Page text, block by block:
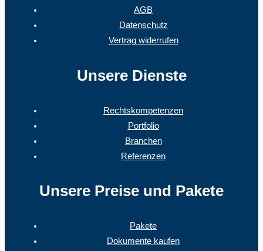
AGB
Datenschutz
Vertrag widerrufen
Unsere Dienste
Rechtskompetenzen
Portfolio
Branchen
Referenzen
Unsere Preise und Pakete
Pakete
Dokumente kaufen